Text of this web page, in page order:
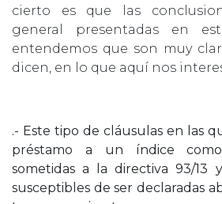
cierto es que las
general presentadas en
entendemos que son muy
dicen, en lo que aquí nos
.- Este tipo de cláusulas en las
préstamo a un índice
sometidas a la directiva 93/
susceptibles de ser declaradas